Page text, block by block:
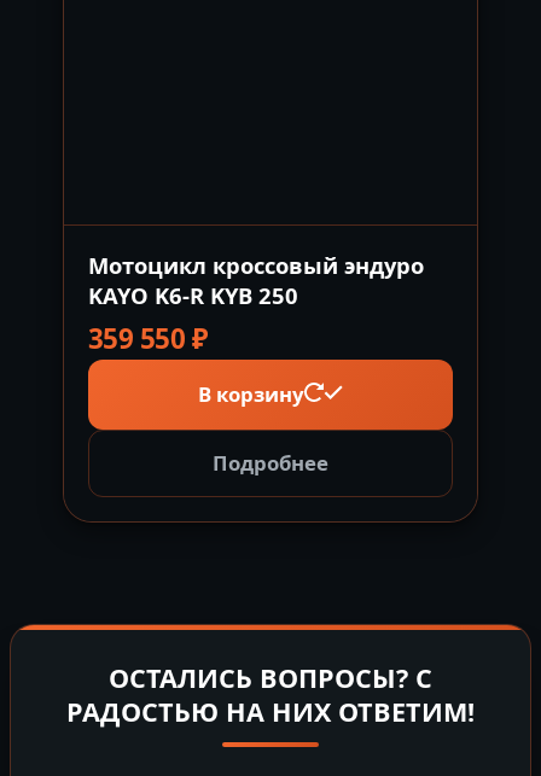
Мотоцикл кроссовый эндуро
KAYO K6-R KYB 250
359 550₽
В корзину
Подробнее
ОСТАЛИСЬ ВОПРОСЫ? С
РАДОСТЬЮ НА НИХ ОТВЕТИМ!